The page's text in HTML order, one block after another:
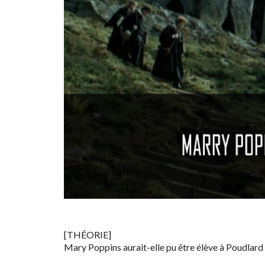
[THÉORIE]
Mary Poppins aurait-elle pu être élève à Poudlard